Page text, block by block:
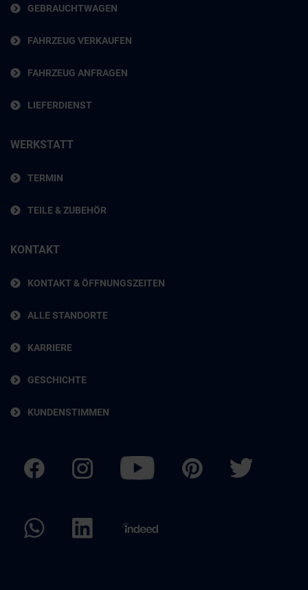
GEBRAUCHTWAGEN
FAHRZEUG VERKAUFEN
FAHRZEUG ANFRAGEN
LIEFERDIENST
WERKSTATT
TERMIN
TEILE & ZUBEHÖR
KONTAKT
KONTAKT & ÖFFNUNGSZEITEN
ALLE STANDORTE
KARRIERE
GESCHICHTE
KUNDENSTIMMEN